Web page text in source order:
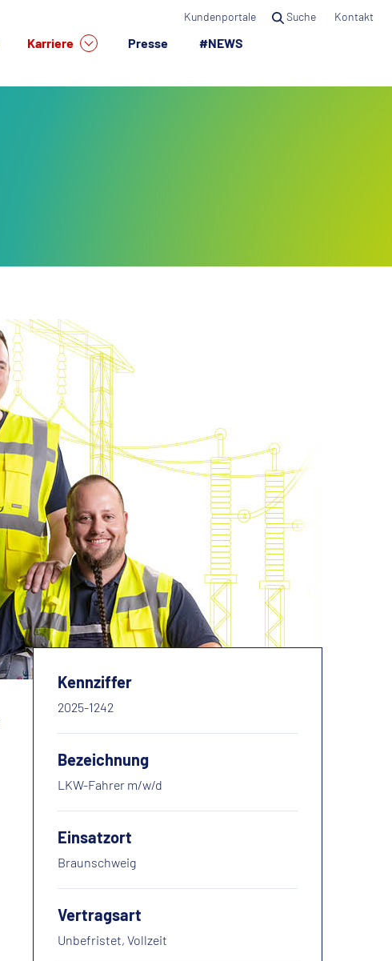
Karriere Presse #NEWS
Kundenportale Suche Kontakt
Kennziffer
2025-1242
Bezeichnung
LKW-Fahrer m/w/d
Einsatzort
Braunschweig
Vertragsart
Unbefristet, Vollzeit